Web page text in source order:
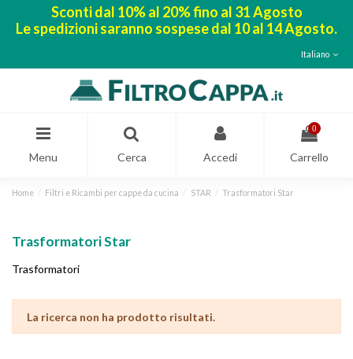
Sconti dal 10% al 20% fino al 31 Agosto
Le spedizioni saranno sospese dal 10 al 14 Agosto.
Italiano
Menu Cerca Accedi
0
Carrello
Home Filtri e Ricambi per cappe da cucina STAR Trasformatori Star
Trasformatori Star
Trasformatori
La ricerca non ha prodotto risultati.